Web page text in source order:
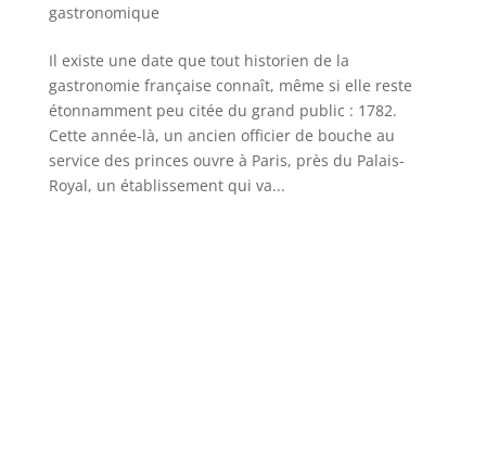
gastronomique
Il existe une date que tout historien de la
gastronomie française connaît, même si elle reste
étonnamment peu citée du grand public : 1782.
Cette année-là, un ancien officier de bouche au
service des princes ouvre à Paris, près du Palais-
Royal, un établissement qui va...